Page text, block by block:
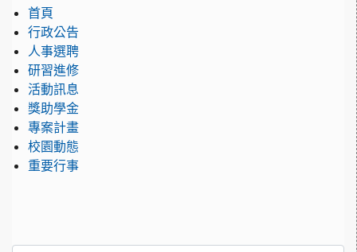
首頁
行政公告
人事選聘
研習進修
活動訊息
獎助學金
專案計畫
校園動態
重要行事